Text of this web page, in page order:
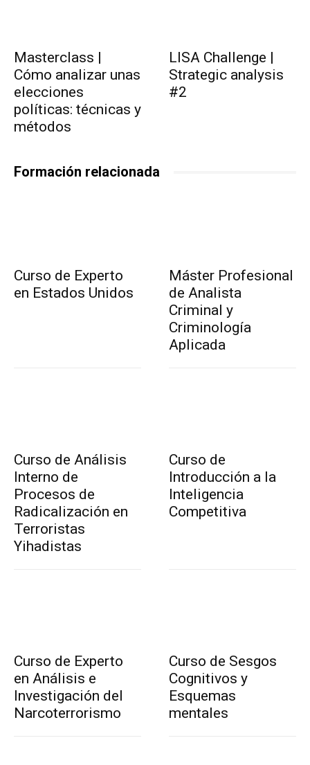
Masterclass |
Cómo analizar unas
elecciones
políticas: técnicas y
métodos
LISA Challenge |
Strategic analysis
#2
Formación relacionada
Curso de Experto
en Estados Unidos
Máster Profesional
de Analista
Criminal y
Criminología
Aplicada
Curso de Análisis
Interno de
Procesos de
Radicalización en
Terroristas
Yihadistas
Curso de
Introducción a la
Inteligencia
Competitiva
Curso de Experto
en Análisis e
Investigación del
Narcoterrorismo
Curso de Sesgos
Cognitivos y
Esquemas
mentales